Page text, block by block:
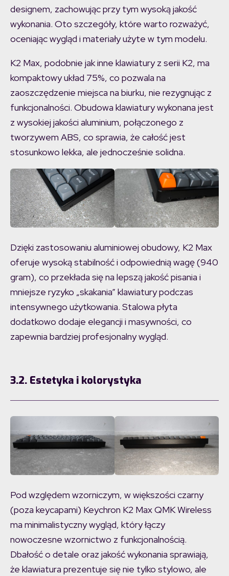
designem, zachowując przy tym wysoką jakość
wykonania. Oto szczegóły, które warto rozważyć,
oceniając wygląd i materiały użyte w tym modelu.
K2 Max, podobnie jak inne klawiatury z serii K2, ma
kompaktowy układ 75%, co pozwala na
zaoszczędzenie miejsca na biurku, nie rezygnując z
funkcjonalności. Obudowa klawiatury wykonana jest
z wysokiej jakości aluminium, połączonego z
tworzywem ABS, co sprawia, że całość jest
stosunkowo lekka, ale jednocześnie solidna.
Dzięki zastosowaniu aluminiowej obudowy, K2 Max
oferuje wysoką stabilność i odpowiednią wagę (940
gram), co przekłada się na lepszą jakość pisania i
mniejsze ryzyko „skakania” klawiatury podczas
intensywnego użytkowania. Stalowa płyta
dodatkowo dodaje elegancji i masywności, co
zapewnia bardziej profesjonalny wygląd.
3.2. Estetyka i kolorystyka
Pod względem wzorniczym, w większości czarny
(poza keycapami) Keychron K2 Max QMK Wireless
ma minimalistyczny wygląd, który łączy
nowoczesne wzornictwo z funkcjonalnością.
Dbałość o detale oraz jakość wykonania sprawiają,
że klawiatura prezentuje się nie tylko stylowo, ale